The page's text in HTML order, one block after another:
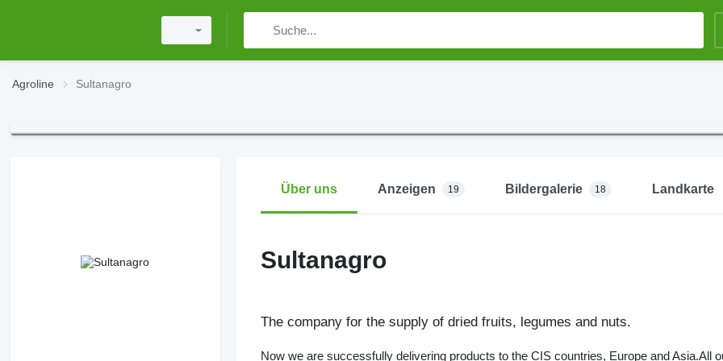
Agroline Sultanagro
Über uns Anzeigen 19 Bildergalerie 18 Landkarte
Sultanagro
The company for the supply of dried fruits, legumes and nuts.
Now we are successfully delivering products to the CIS countries, Europe and Asia.All